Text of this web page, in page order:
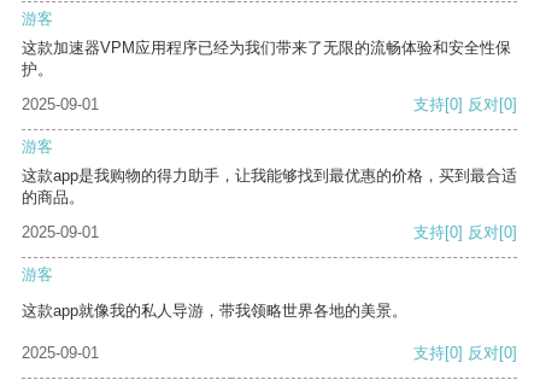
游客
这款加速器VPM应用程序已经为我们带来了无限的流畅体验和安全性保
护。
2025-09-01
支持[0] 反对[0]
游客
这款app是我购物的得力助手，让我能够找到最优惠的价格，买到最合适
的商品。
2025-09-01
支持[0] 反对[0]
游客
这款app就像我的私人导游，带我领略世界各地的美景。
2025-09-01 支持[0] 反对[0]